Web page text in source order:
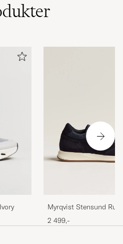
Myrqvist Stensund
Sneaker Navy Suede
2 499,-